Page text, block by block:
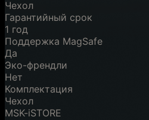
Чехол
Гарантийный срок
1 год
Поддержка MagSafe
Да
Эко-френдли
Нет
Комплектация
Чехол
MSK-iSTORE